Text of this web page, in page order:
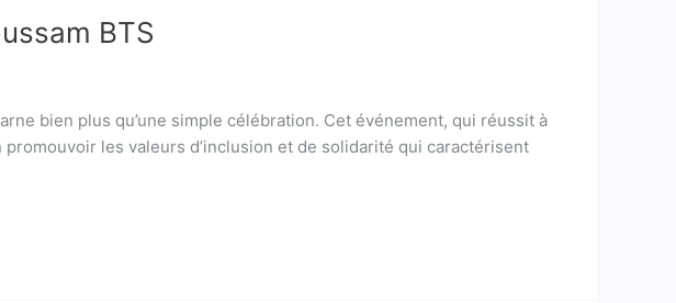
BTS
bien plus qu’une simple célébration. Cet événement, qui réussit à
les valeurs d’inclusion et de solidarité qui caractérisent